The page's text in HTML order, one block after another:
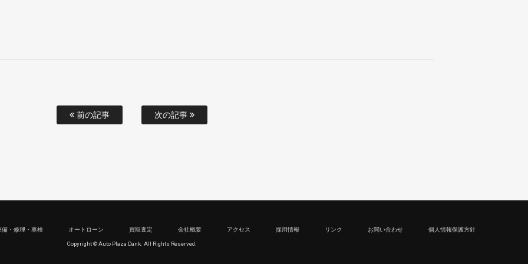
前の記事 次の記事
備・修理・車検 オートローン 買取査定 会社概要 アクセス 採用情報 リンク お問い合わせ 個人情報保護方針
Copyright © Auto Plaza Dank. All Rights Reserved.